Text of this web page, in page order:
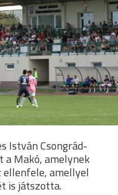
István Csongrád-
a Makó, amelynek
amellyel
is játszotta.